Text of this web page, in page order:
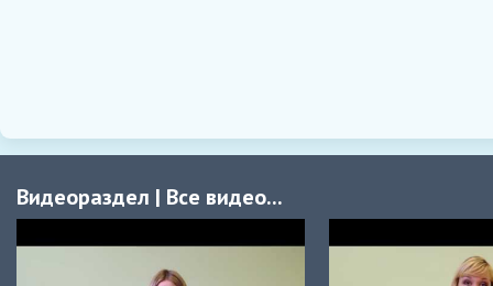
Видеораздел | Все видео...